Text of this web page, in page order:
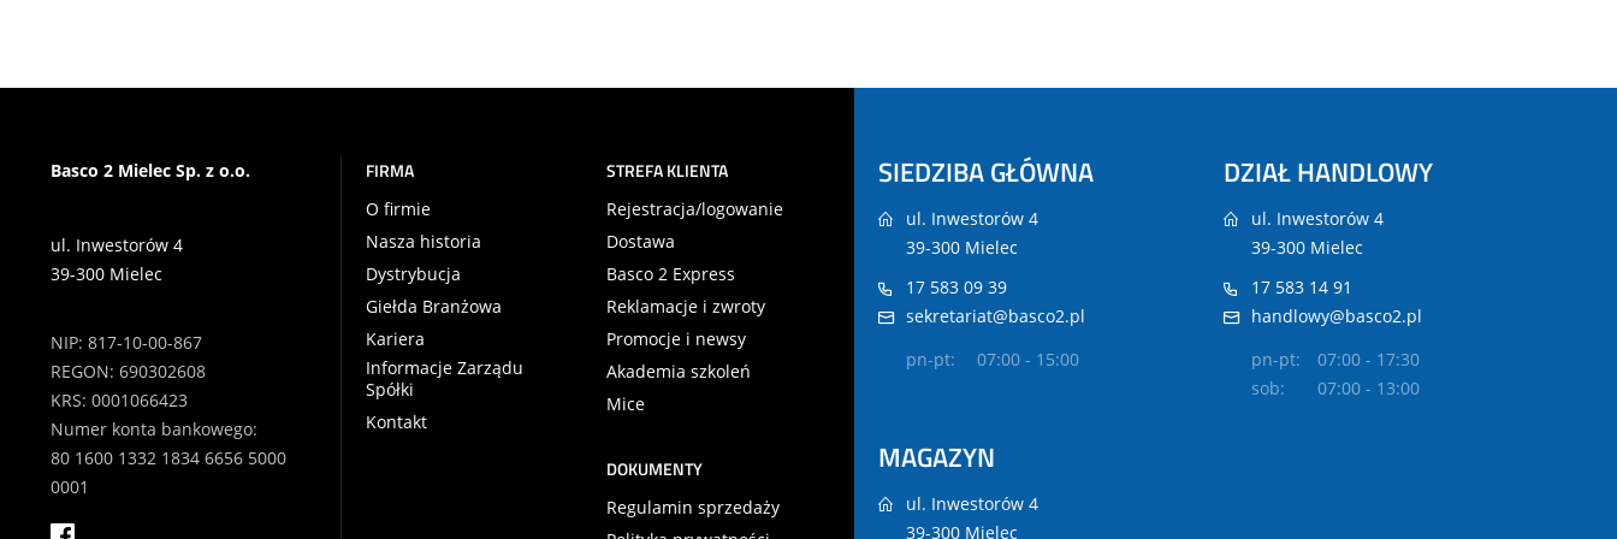
Basco 2 Mielec Sp. z o.o.
ul. Inwestorów 4
39-300 Mielec
NIP: 817-10-00-867
REGON: 690302608
KRS: 0001066423
Numer konta bankowego:
80 1600 1332 1834 6656 5000
0001
FIRMA
O firmie
Nasza historia
Dystrybucja
Giełda Branżowa
Kariera
Informacje Zarządu
Spółki
Kontakt
STREFA KLIENTA
Rejestracja/logowanie
Dostawa
Basco 2 Express
Reklamacje i zwroty
Promocje i newsy
Akademia szkoleń
Mice
DOKUMENTY
Regulamin sprzedaży
SIEDZIBA GŁÓWNA
ul. Inwestorów 4
39-300 Mielec
17 583 09 39
sekretariat@basco2.pl
pn-pt:
07:00 - 15:00
DZIAŁ HANDLOWY
ul. Inwestorów 4
39-300 Mielec
17 583 14 91
handlowy@basco2.pl
pn-pt:
07:00 - 17:30
sob:
07:00 - 13:00
MAGAZYN
ul. Inwestorów 4
39-300 Mielec